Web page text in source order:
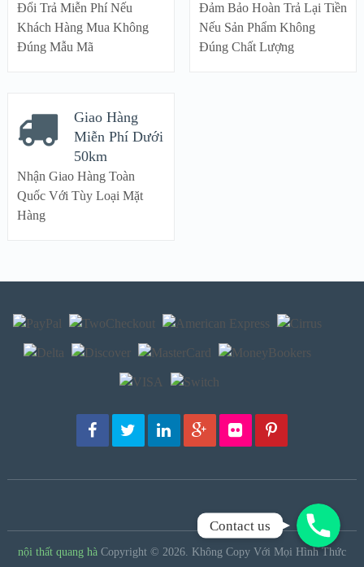
Đổi Trả Miễn Phí Nếu
Khách Hàng Mua Không
Đúng Mẫu Mã
Đảm Bảo Hoàn Trả Lại Tiền
Nếu Sản Phẩm Không
Đúng Chất Lượng
Giao Hàng
Miễn Phí Dưới
50km
Nhận Giao Hàng Toàn
Quốc Với Tùy Loại Mặt
Hàng
nội thất quang hàCopyright © 2026. Không Copy Với Mọi Hình Thức
Gọi Ngay!
Contact us